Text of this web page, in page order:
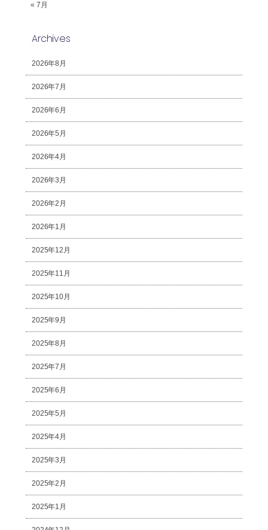
« 7月
Archives
2026年8月
2026年7月
2026年6月
2026年5月
2026年4月
2026年3月
2026年2月
2026年1月
2025年12月
2025年11月
2025年10月
2025年9月
2025年8月
2025年7月
2025年6月
2025年5月
2025年4月
2025年3月
2025年2月
2025年1月